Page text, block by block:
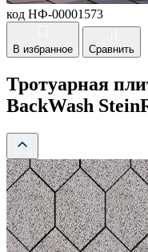
код НФ-00001573
В избранное Сравнить
Тротуарная
BackWash